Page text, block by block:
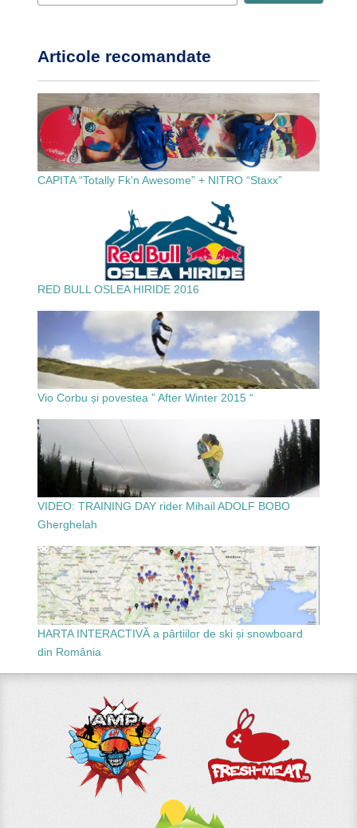
Articole recomandate
CAPITA “Totally Fk’n Awesome” + NITRO “Staxx”
RED BULL OSLEA HIRIDE 2016
Vio Corbu și povestea ” After Winter 2015 “
VIDEO: TRAINING DAY rider Mihail ADOLF BOBO
Gherghelah
HARTA INTERACTIVĂ a pârtiilor de ski și snowboard
din România